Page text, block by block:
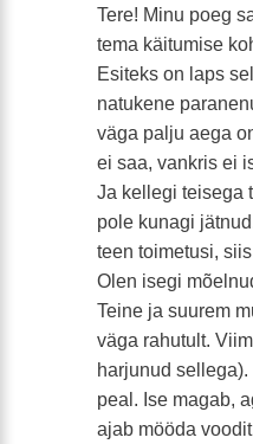
Tere! Minu poeg
tema käitumise
Esiteks on laps
natukene
väga palju aega
ei saa, vankris ei
Ja kellegi teisega
pole kunagi
teen toimetusi,
Olen isegi
Teine ja suurem
väga rahutult.
harjunud
peal. Ise magab,
ajab mööda